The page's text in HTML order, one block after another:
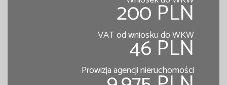
200 PLN
VAT od wniosku do WKW
46 PLN
Prowizja agencji nieruchomości